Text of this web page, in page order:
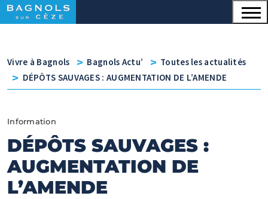
Panneau de gestion des cookies
Menu principal
Contenu
Vivre à Bagnols v Bagnols Actu’ v Toutes les actualités
v DÉPÔTS SAUVAGES : AUGMENTATION DE L’AMENDE
Information
DÉPÔTS SAUVAGES :
AUGMENTATION DE
L’AMENDE